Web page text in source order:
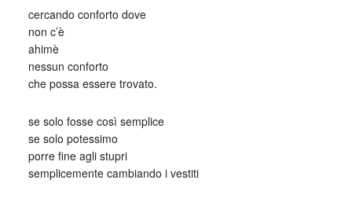
cercando conforto dove
non c’è
ahimè
nessun conforto
che possa essere trovato.
se solo fosse così semplice
se solo potessimo
porre fine agli stupri
semplicemente cambiando i vestiti